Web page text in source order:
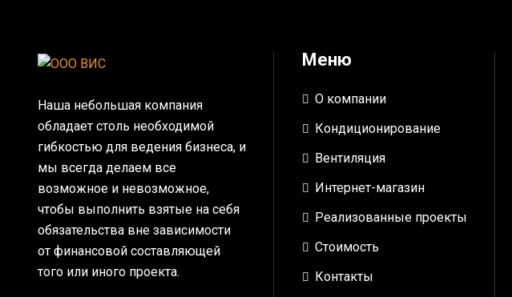
Наша небольшая компания
обладает столь необходимой
гибкостью для ведения бизнеса, и
мы всегда делаем все
возможное и невозможное,
чтобы выполнить взятые на себя
обязательства вне зависимости
от финансовой составляющей
того или иного проекта.
Меню
О компании
Кондиционирование
Вентиляция
Интернет-магазин
Реализованные проекты
Стоимость
Контакты